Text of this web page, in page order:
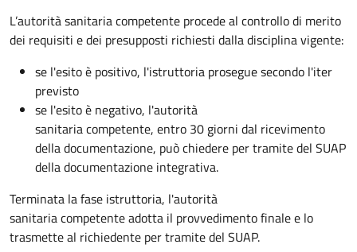
L’autorità sanitaria competente procede al controllo di merito
dei requisiti e dei presupposti richiesti dalla disciplina vigente:
se l'esito è positivo, l'istruttoria prosegue secondo l'iter
previsto
se l'esito è negativo, l'autorità
sanitaria competente, entro 30 giorni dal ricevimento
della documentazione, può chiedere per tramite del SUAP
della documentazione integrativa.
Terminata la fase istruttoria, l'autorità
sanitaria competente adotta il provvedimento finale e lo
trasmette al richiedente per tramite del SUAP.